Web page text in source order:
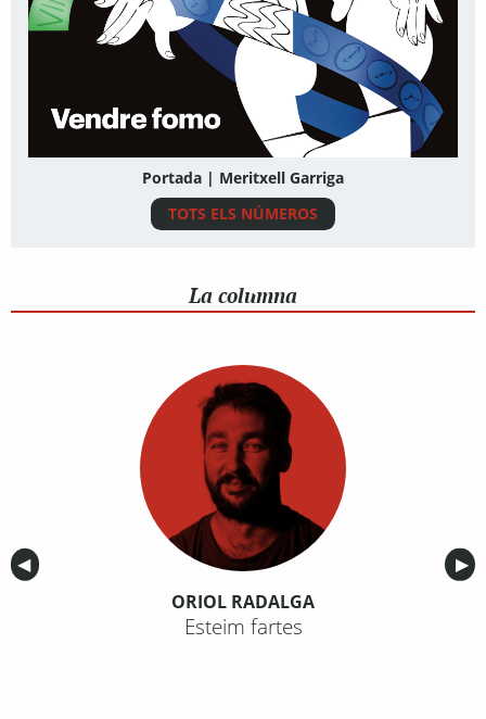
Portada | Meritxell Garriga
TOTS ELS NÚMEROS
La columna
Anterior
◀︎ ▶︎
ORIOL RADALGA
Esteim fartes